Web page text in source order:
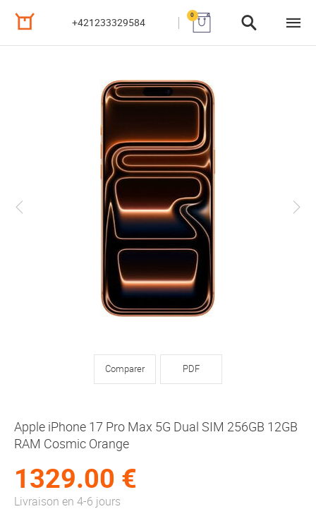
+421233329584
0
Comparer PDF
Apple iPhone 17 Pro Max 5G Dual SIM 256GB 12GB
RAM Cosmic Orange
1329.00 €
Livraison en 4-6 jours